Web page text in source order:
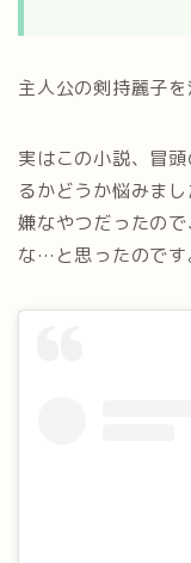
主人公の剣持麗子
実はこの小説、冒
るかどうか悩みま
嫌なやつだったの
な…と思ったのです